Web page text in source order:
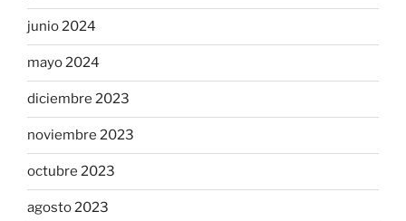
junio 2024
mayo 2024
diciembre 2023
noviembre 2023
octubre 2023
agosto 2023